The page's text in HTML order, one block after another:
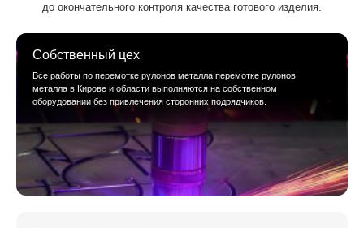
до окончательного контроля качества готового изделия.
Собственный цех
Все работы по перемотке рулонов металла перемотке рулонов
металла в Кирове и области выполняются на собственном
оборудовании без привлечения сторонних подрядчиков.